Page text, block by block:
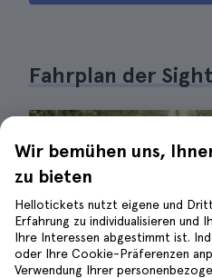
Fahrplan der
Wir bemühen uns,
zu bieten
Hellotickets nutzt eigene und
Erfahrung zu individualisieren und
Ihre Interessen abgestimmt ist.
oder Ihre Cookie-Präferenzen
Verwendung Ihrer